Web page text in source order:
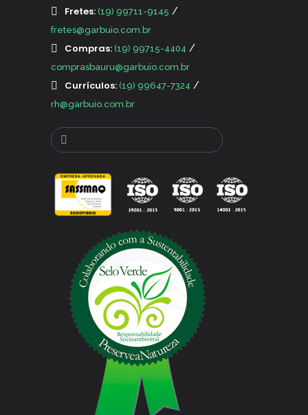
Fretes: (19) 99711-9145 /
fretes@garbuio.com.br
Compras: (19) 99715-4404 /
comprasbauru@garbuio.com.br
Currículos: (19) 99647-7324 /
rh@garbuio.com.br